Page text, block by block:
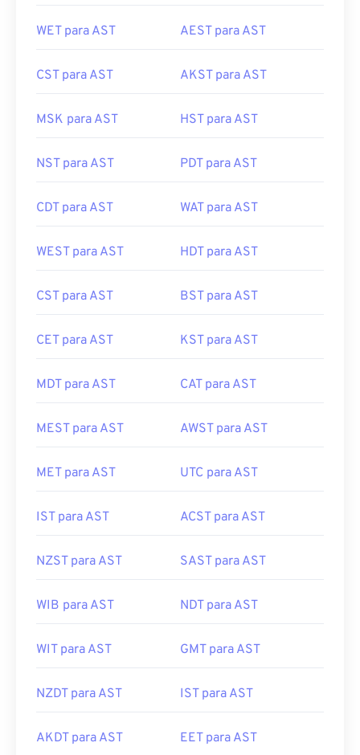
WET para AST AEST para AST
CST para AST AKST para AST
MSK para AST HST para AST
NST para AST PDT para AST
CDT para AST WAT para AST
WEST para AST HDT para AST
CST para AST BST para AST
CET para AST KST para AST
MDT para AST CAT para AST
MEST para AST AWST para AST
MET para AST UTC para AST
IST para AST ACST para AST
NZST para AST SAST para AST
WIB para AST NDT para AST
WIT para AST GMT para AST
NZDT para AST IST para AST
AKDT para AST EET para AST